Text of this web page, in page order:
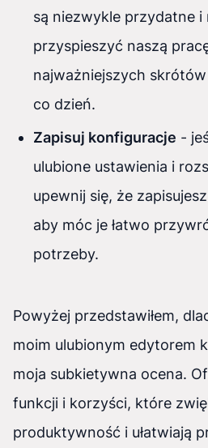
są niezwykle przydatne i
przyspieszyć naszą
najważniejszych skrótów
co dzień.
Zapisuj konfiguracje -
ulubione ustawienia i
upewnij się, że
aby móc je łatwo
potrzeby.
Powyżej przedstawiłem,
moim ulubionym edytorem
moja subkietywna ocena.
funkcji i korzyści, które
produktywność i ułatwiają